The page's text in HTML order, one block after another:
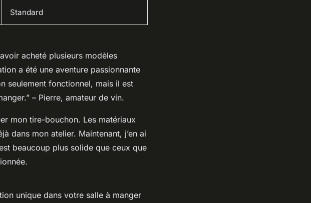
Standard
acheté plusieurs modèles
a été une aventure passionnante
seulement fonctionnel, mais il est
– Pierre, amateur de vin.
mon tire-bouchon. Les matériaux
dans mon atelier. Maintenant, j’en ai
beaucoup plus solide que ceux que
unique dans votre salle à manger